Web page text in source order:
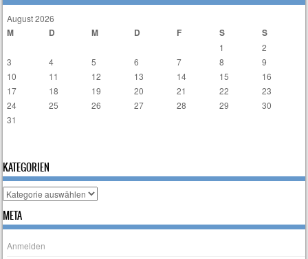
August 2026
M D M D F S S
1
2
3
4 5 6 7 8
9
10
11 12 13 14 15
16
17
18 19 20 21 22
23
24
25 26 27 28 29
30
31
KATEGORIEN
Kategorien
META
Anmelden